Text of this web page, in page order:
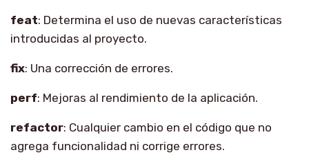
feat: Determina el uso de nuevas características
introducidas al proyecto.
fix: Una corrección de errores.
perf: Mejoras al rendimiento de la aplicación.
refactor: Cualquier cambio en el código que no
agrega funcionalidad ni corrige errores.